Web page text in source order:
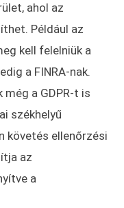
ahol az
Például az
kell felelniük a
a FINRA-nak.
még a GDPR-t is
székhelyű
követés ellenőrzési
az
a